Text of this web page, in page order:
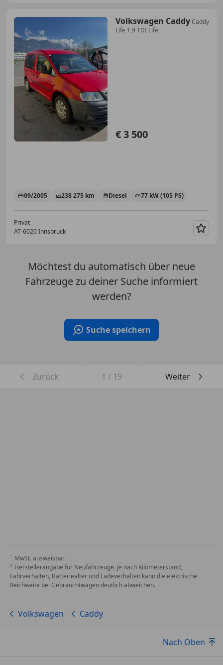
Volkswagen CaddyCaddy
Life 1,9 TDI Life
€ 3 500
09/2005 238 275 km Diesel 77 kW (105 PS)
Privat
AT-6020 Innsbruck
Möchtest du automatisch über neue
Fahrzeuge zu deiner Suche informiert
werden?
Suche speichern
Zurück 1 / 19 Weiter
MwSt. ausweisbar
Herstellerangabe für Neufahrzeuge. Je nach Kilometerstand,
Fahrverhalten, Batteriealter und Ladeverhalten kann die elektrische
Reichweite bei Gebrauchtwagen deutlich abweichen.
Volkswagen Caddy
Nach Oben